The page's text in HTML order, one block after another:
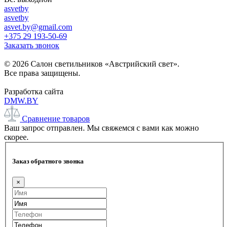
asvetby
asvetby
asvet.by@gmail.com
+375 29 193-50-69
Заказать звонок
© 2026 Салон светильников «Австрийский свет».
Все права защищены.
Разработка сайта
DMW.BY
Сравнение товаров
Ваш запрос отправлен. Мы свяжемся с вами как можно
скорее.
Заказ обратного звонка
×